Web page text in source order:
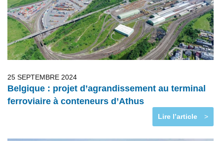
25 SEPTEMBRE 2024
Belgique : projet d’agrandissement au terminal
ferroviaire à conteneurs d’Athus
Lire l’article >